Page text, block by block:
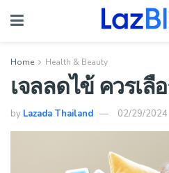
Home Health & Beauty
เจลลดไข้ ควรเลื
by Lazada Thailand 02/29/2024